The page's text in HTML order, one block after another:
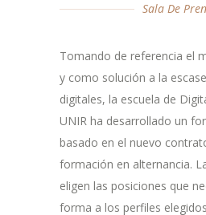
Sala De
Tomando de referencia el
y como solución a la
digitales, la escuela de
UNIR ha desarrollado un
basado en el nuevo
formación en alternancia.
eligen las posiciones que
forma a los perfiles